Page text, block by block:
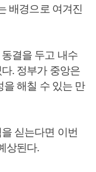
배경으로 여겨진
결을 두고 내수
. 정부가 중앙은
을 해칠 수 있는 만
싣는다면 이번
상된다.